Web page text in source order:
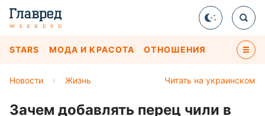
STARS МОДА И КРАСОТА ОТНОШЕНИЯ
Читать на украинском
Новости › Жизнь
Зачем добавлять перец чили в